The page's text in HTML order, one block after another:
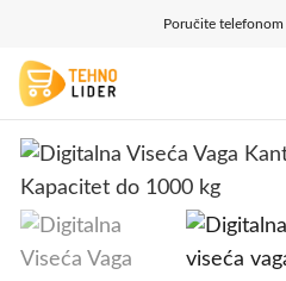
Poručite telefonom